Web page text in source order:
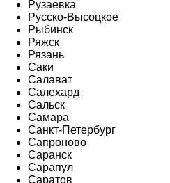
Рузаевка
Русско-Высоцкое
Рыбинск
Ряжск
Рязань
Саки
Салават
Салехард
Сальск
Самара
Санкт-Петербург
Сапроново
Саранск
Сарапул
Саратов